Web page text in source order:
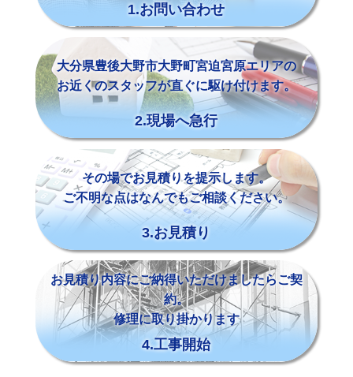
1.お問い合わせ
大分県豊後大野市大野町宮迫宮原エリアの
お近くのスタッフが直ぐに駆け付けます。
2.現場へ急行
その場でお見積りを提示します。
ご不明な点はなんでもご相談ください。
3.お見積り
お見積り内容にご納得いただけましたらご契
約。
修理に取り掛かります
4.工事開始